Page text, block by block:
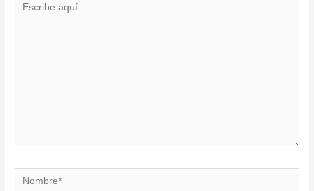
Nombre*